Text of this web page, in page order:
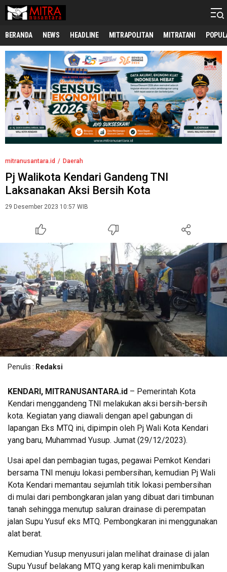
mitranusantara.id
Mitranya Masyarakat Indonesia
BERANDA NEWS HEADLINE MITRAPOLITAN MITRATANI
mitranusantara.id Daerah
Pj Walikota Kendari Gandeng TNI
Laksanakan Aksi Bersih Kota
29 Desember 2023 10:57 WIB
Penulis : Redaksi
KENDARI, MITRANUSANTARA.id – Pemerintah Kota
Kendari menggandeng TNI melakukan aksi bersih-bersih
kota. Kegiatan yang diawali dengan apel gabungan di
lapangan Eks MTQ ini, dipimpin oleh Pj Wali Kota Kendari
yang baru, Muhammad Yusup. Jumat (29/12/2023).
Usai apel dan pembagian tugas, pegawai Pemkot Kendari
bersama TNI menuju lokasi pembersihan, kemudian Pj Wali
Kota Kendari memantau sejumlah titik lokasi pembersihan
di mulai dari pembongkaran jalan yang dibuat dari timbunan
tanah sehingga menutup saluran drainase di perempatan
jalan Supu Yusuf eks MTQ. Pembongkaran ini menggunakan
alat berat.
Kemudian Yusup menyusuri jalan melihat drainase di jalan
Supu Yusuf belakang MTQ yang kerap kali menimbulkan